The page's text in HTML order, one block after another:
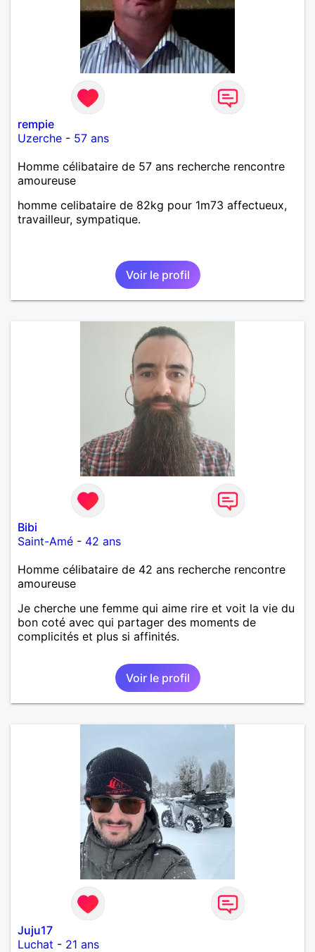
rempie
Uzerche - 57 ans
Homme célibataire de 57 ans recherche rencontre
amoureuse
homme celibataire de 82kg pour 1m73 affectueux,
travailleur, sympatique.
Voir le profil
Bibi
Saint-Amé - 42 ans
Homme célibataire de 42 ans recherche rencontre
amoureuse
Je cherche une femme qui aime rire et voit la vie du
bon coté avec qui partager des moments de
complicités et plus si affinités.
Voir le profil
Juju17
Luchat - 21 ans